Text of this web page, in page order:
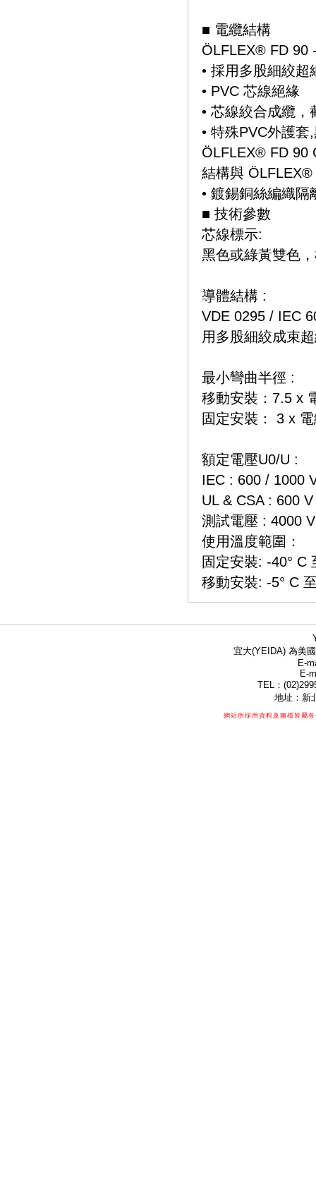
■ 電纜結構
ÖLFLEX® FD 90
• 採用多股細絞超
• PVC 芯線絕緣
• 芯線絞合成纜，
• 特殊PVC外護套
ÖLFLEX® FD 90
結構與
• 鍍錫銅絲編織隔
■ 技術參數
芯線標示:
黑色或綠黃雙色
導體結構 :
VDE 0295 / IEC
用多股細絞成束
最小彎曲半徑 :
移動安裝：7.5 x
固定安裝： 3 x
額定電壓U0/U :
IEC : 600 / 1000
UL & CSA : 600 V
測試電壓 : 4000 V
使用溫度範圍：
固定安裝: -40° C
移動安裝: -5° C
宜大(YEIDA) 為美
E-
E-
TEL：
地址：新
網站所採用資料及圖檔皆屬